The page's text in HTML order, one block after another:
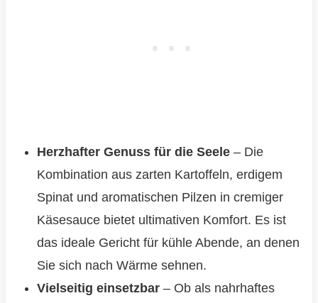
Herzhafter Genuss für die Seele– Die
Kombination aus zarten Kartoffeln, erdigem
Spinat und aromatischen Pilzen in cremiger
Käsesauce bietet ultimativen Komfort. Es ist
das ideale Gericht für kühle Abende, an denen
Sie sich nach Wärme sehnen.
Vielseitig einsetzbar– Ob als nahrhaftes